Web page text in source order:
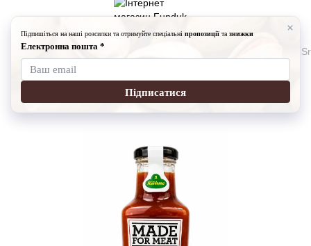
Бакалія Соуси Соус Kuhne Made For Meat,
Соус Kuhne Made For Meat,
Написати відгук